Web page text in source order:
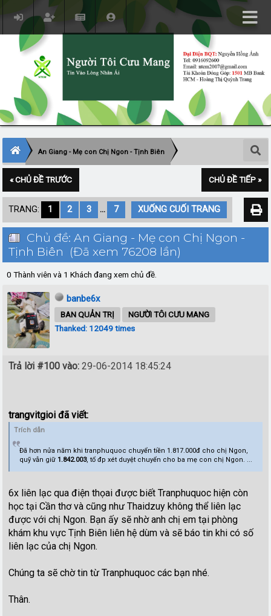
An Giang - Mẹ con Chị Ngon - Tịnh Biên
« CHỦ ĐỀ TRƯỚC CHỦ ĐỀ TIẾP »
TRANG: 1 2 3 ... 7 XUỐNG CUỐI TRANG
Chủ đề: An Giang - Mẹ con Chị Ngon -
Tịnh Biên (Đã xem 76208 lần)
0 Thành viên và 1 Khách đang xem chủ đề.
banbe6x
BAN QUẢN TRỊ
NGƯỜI TÔI CƯU MANG
Thanked: 12049 times
Trả lời #100 vào: 29-06-2014 18:45:24
trangvitgioi đã viết:
Trích dẫn
Đã hơn nửa năm khi tranphuquoc chuyển tiền 1.817.000đ cho chị Ngon,
quỹ vẫn giữ 1.842.003, tổ đp xét duyệt chuyển cho ba mẹ con chị Ngon. ...
6x liên lạc qua điện thọai được biết Tranphuquoc hiện còn
học tại Cần thơ và cũng như Thaidzuy không thể liên lạc
được với chị Ngon. Bạn ấy sẽ nhờ anh chị em tại phòng
khám khu vực Tịnh Biên liên hệ dùm và sẽ báo tin khi có số
liên lạc của chị Ngon.
Chúng ta sẽ chờ tin từ Tranphuquoc các bạn nhé.
Thân.